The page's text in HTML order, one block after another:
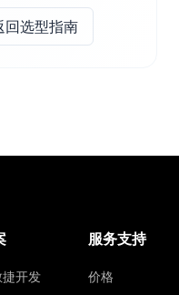
回选型指南
开发
服务支持
价格